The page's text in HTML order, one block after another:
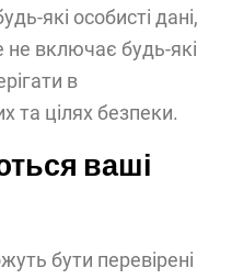
які особисті дані,
включає будь-які
в
та цілях безпеки.
ваші
бути перевірені